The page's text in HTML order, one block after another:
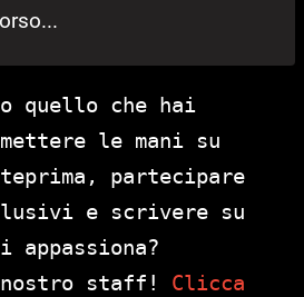
quello che hai
le mani su
partecipare
e scrivere su
staff! Clicca